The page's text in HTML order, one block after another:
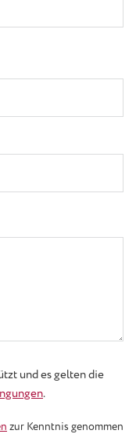
und es gelten die
.
zur Kenntnis genommen